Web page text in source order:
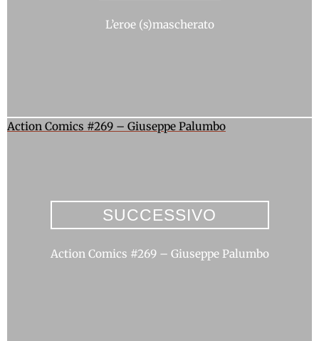
L’eroe (s)mascherato
SUCCESSIVO
Action Comics #269 – Giuseppe Palumbo
Action Comics #269 – Giuseppe Palumbo